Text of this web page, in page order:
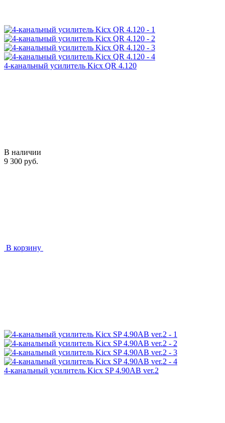
4-канальный усилитель Kicx QR 4.120
В наличии
9 300 руб.
В корзину
4-канальный усилитель Kicx SP 4.90AB ver.2